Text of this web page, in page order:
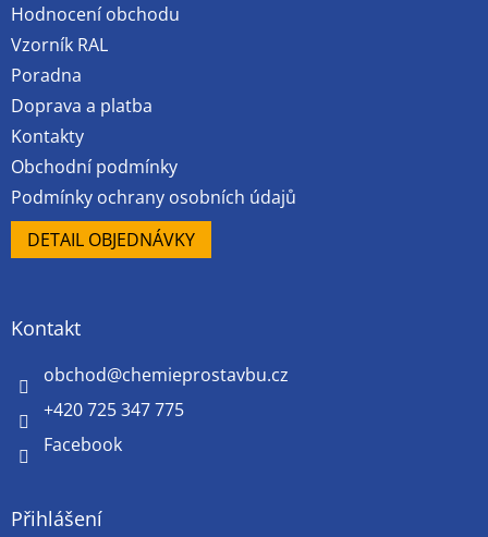
Hodnocení obchodu
Vzorník RAL
Poradna
Doprava a platba
Kontakty
Obchodní podmínky
Podmínky ochrany osobních údajů
DETAIL OBJEDNÁVKY
Kontakt
obchod@chemieprostavbu.cz
+420 725 347 775
Facebook
Přihlášení